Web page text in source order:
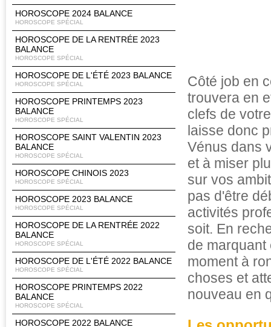
HOROSCOPE 2024 BALANCE
HOROSCOPE SPÉCIAL
HOROSCOPE DE LA RENTRÉE 2023
BALANCE
HOROSCOPE SPÉCIAL
HOROSCOPE DE L'ÉTÉ 2023 BALANCE
HOROSCOPE SPÉCIAL
HOROSCOPE PRINTEMPS 2023
BALANCE
HOROSCOPE SPÉCIAL
HOROSCOPE SAINT VALENTIN 2023
BALANCE
HOROSCOPE SPÉCIAL
HOROSCOPE CHINOIS 2023
HOROSCOPE SPÉCIAL
HOROSCOPE 2023 BALANCE
HOROSCOPE SPÉCIAL
HOROSCOPE DE LA RENTRÉE 2022
BALANCE
HOROSCOPE SPÉCIAL
HOROSCOPE DE L'ÉTÉ 2022 BALANCE
HOROSCOPE SPÉCIAL
HOROSCOPE PRINTEMPS 2022
BALANCE
HOROSCOPE SPÉCIAL
HOROSCOPE 2022 BALANCE
Côté job en
trouvera en
clefs de
laisse donc
Vénus dans
et à miser
sur vos
pas d'être
activités
soit. En
de
moment à
choses et
nouveau en